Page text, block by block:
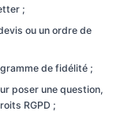
;
ou un ordre de
de fidélité ;
poser une question,
RGPD ;